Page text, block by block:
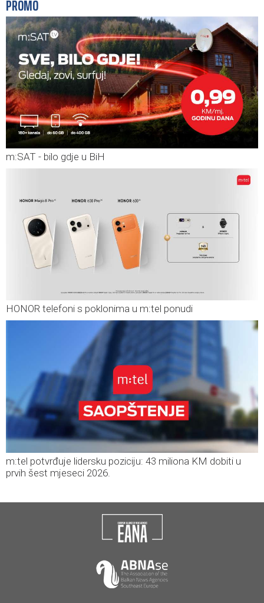
PROMO
m:SAT - bilo gdje u BiH
HONOR telefoni s poklonima u m:tel ponudi
m:tel potvrđuje lidersku poziciju: 43 miliona KM dobiti u
prvih šest mjeseci 2026.